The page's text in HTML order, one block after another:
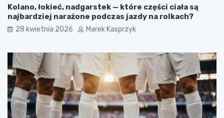
Kolano, łokieć, nadgarstek — które części ciała są
najbardziej narażone podczas jazdy na rolkach?
28 kwietnia 2026 Marek Kasprzyk